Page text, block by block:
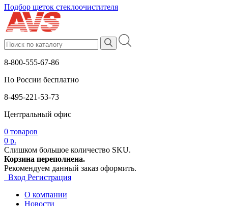
Подбор щеток стеклоочистителя
8-800-555-67-86
По России бесплатно
8-495-221-53-73
Центральный офис
0 товаров
0 р.
Слишком большое количество SKU.
Корзина переполнена.
Рекомендуем данный заказ оформить.
Вход Регистрация
О компании
Новости